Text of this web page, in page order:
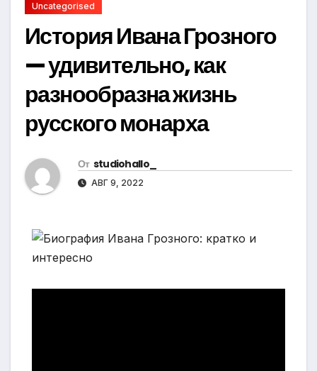
Uncategorised
История Ивана Грозного
— удивительно, как
разнообразна жизнь
русского монарха
От studiohallo_
АВГ 9, 2022